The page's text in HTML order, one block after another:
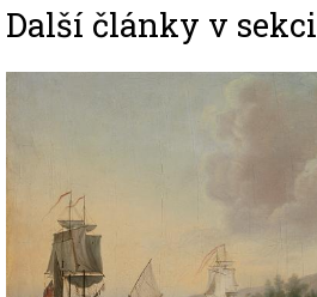
Další články v sekci